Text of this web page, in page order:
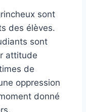
sont
des élèves.
sont
attitude
de
oppression
donné